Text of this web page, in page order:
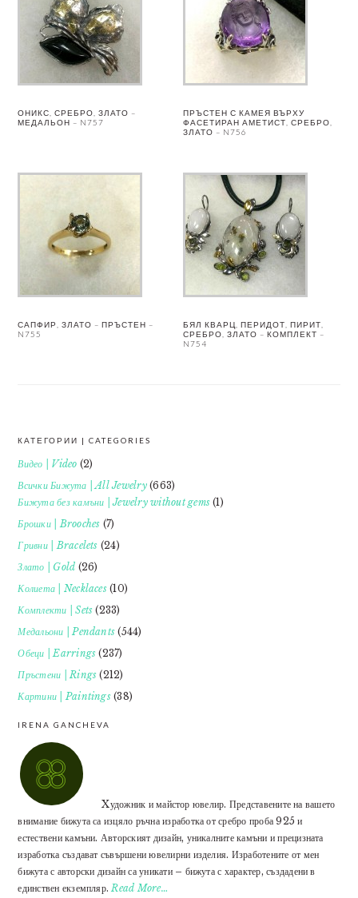
ОНИКС, СРЕБРО, ЗЛАТО –
МЕДАЛЬОН – N757
ПРЪСТЕН С КАМЕЯ ВЪРХУ
ФАСЕТИРАН АМЕТИСТ, СРЕБРО,
ЗЛАТО – N756
САПФИР, ЗЛАТО – ПРЪСТЕН –
N755
БЯЛ КВАРЦ, ПЕРИДОТ, ПИРИТ,
СРЕБРО, ЗЛАТО – КОМПЛЕКТ –
N754
FOOTER
КАТЕГОРИИ | CATEGORIES
Видео | Video (2)
Всички Бижута | All Jewelry(663)
Бижута без камъни | Jewelry without gems (1)
Брошки | Brooches (7)
Гривни | Bracelets (24)
Злато | Gold (26)
Колиета | Necklaces(10)
Комплекти | Sets (233)
Медальони | Pendants (544)
Обеци | Earrings (237)
Пръстени | Rings (212)
Картини | Paintings(38)
IRENA GANCHEVA
Xудожник и майстор ювелир. Представените на вашето
внимание бижута са изцяло ръчна изработка от сребро проба 925 и
естествени камъни. Авторският дизайн, уникалните камъни и прецизната
изработка създават съвършени ювелирни изделия. Изработените от мен
бижута с авторски дизайн са уникати – бижута с характер, създадени в
единствен екземпляр.Read More…